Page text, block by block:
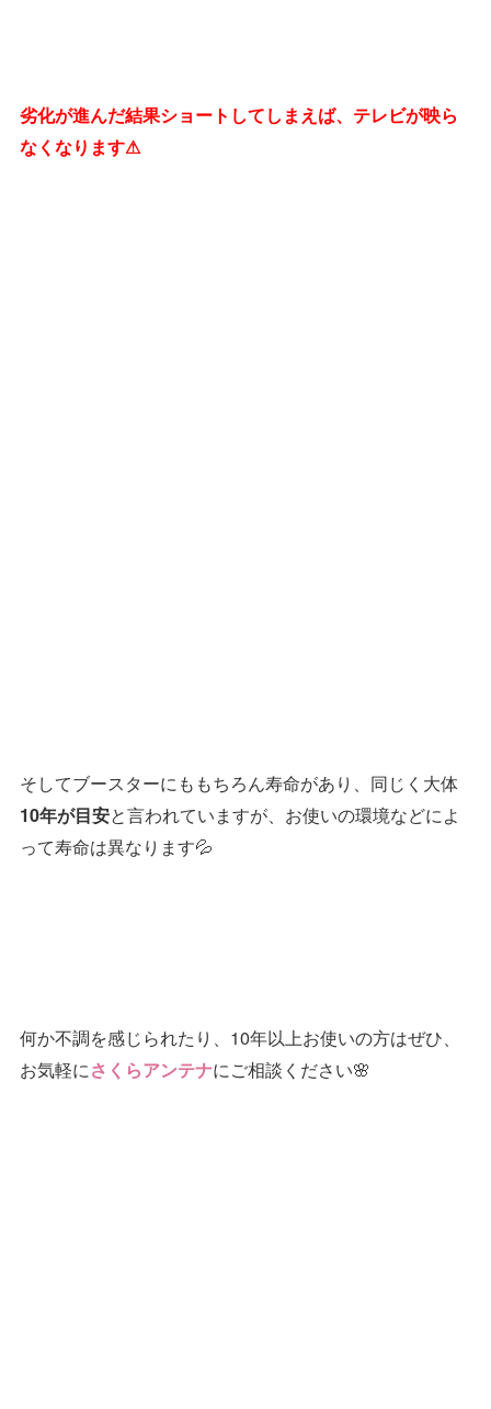
劣化が進んだ結果ショートしてしまえば、テレビが映ら
なくなります⚠
そしてブースターにももちろん寿命があり、同じく大体
10年が目安と言われていますが、お使いの環境などによ
って寿命は異なります💦
何か不調を感じられたり、10年以上お使いの方はぜひ、
お気軽にさくらアンテナにご相談ください🌸